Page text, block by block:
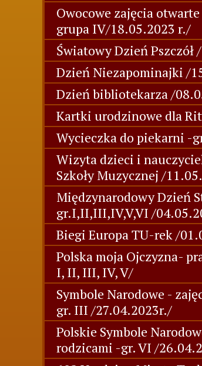
Owocowe zajęcia
grupa IV/18.05.2023 r./
Światowy Dzień
Dzień Niezapominajki /
Dzień bibliotekarza /
Kartki urodzinowe dla
Wycieczka do piekarni -
Wizyta dzieci i
Szkoły Muzycznej /
Międzynarodowy Dzień
gr.I,II,III,IV,V,VI /
Biegi Europa TU-rek /
Polska moja Ojczyzna-
I, II, III, IV, V/
Symbole Narodowe -
gr. III /27.04.2023r./
Polskie Symbole
rodzicami -gr. VI /